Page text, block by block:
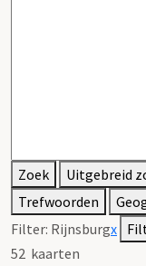
Zoek
Uitgebreid
Trefwoorden
Filter: Rijnsburgx
52 kaarten